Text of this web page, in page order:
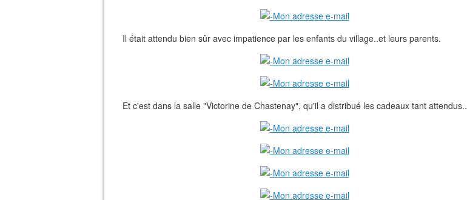
Il était attendu bien sûr avec impatience par les enfants du village..et leurs parents.
Et c'est dans la salle "Victorine de Chastenay", qu'il a distribué les cadeaux tant attendus..